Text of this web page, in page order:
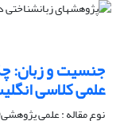
جنسیت و زبان:
علمی کلاسی
نوع مقاله : علمی